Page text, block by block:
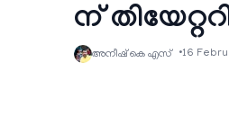
ന്
അനീഷ്‌ കെ എസ് 16